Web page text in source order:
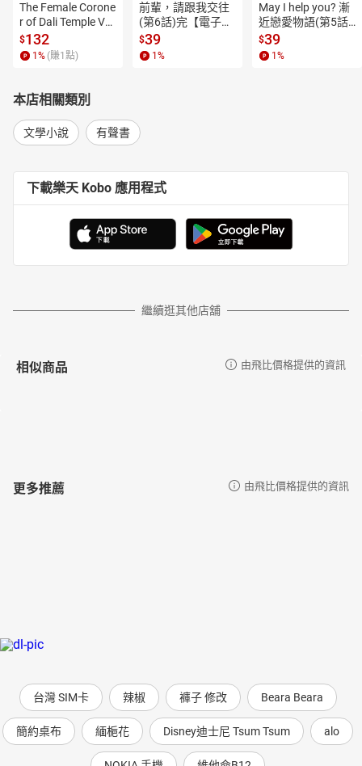
The Female Corone
r of Dali Temple Vo
l.6【有聲書】
$132
1 % (賺1 點)
前輩，請跟我交往
(第6話)完【電子
書】
$39
1 %
May I help you? 漸
近戀愛物語(第5話)
【電子書】
$39
1 %
本店相關類別
文學小說 有聲書
下載樂天 Kobo 應用程式
繼續逛其他店舖
相似商品 由飛比價格提供的資訊
更多推薦 由飛比價格提供的資訊
台灣 SIM卡 辣椒 褲子 修改 Beara Beara
簡約桌布 緬梔花 Disney迪士尼 Tsum Tsum alo